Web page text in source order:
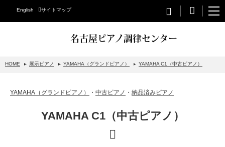
English サイトマップ
名古屋ピアノ調律センター
グランドピアノ
HOME 展示ピアノ YAMAHA（グランドピアノ） YAMAHA C1（中古ピアノ）
YAMAHA（グランドピアノ） ・ 中古ピアノ ・ 納品済みピアノ
YAMAHA C1（中古ピアノ）